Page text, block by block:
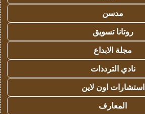
مدسن
روتانا تسويق
مجلة الابداع
نادي الترددات
استشارات اون لاين
المعارف